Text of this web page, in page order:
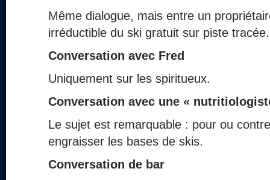
Même dialogue, mais entre un
irréductible du ski gratuit sur piste tracée.
Conversation avec Fred
Uniquement sur les spiritueux.
Conversation avec une «
Le sujet est remarquable : pour ou
engraisser les bases de skis.
Conversation de bar